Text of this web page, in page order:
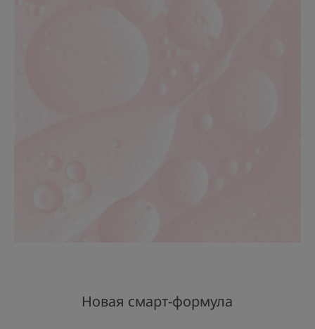
Новая смарт-формула